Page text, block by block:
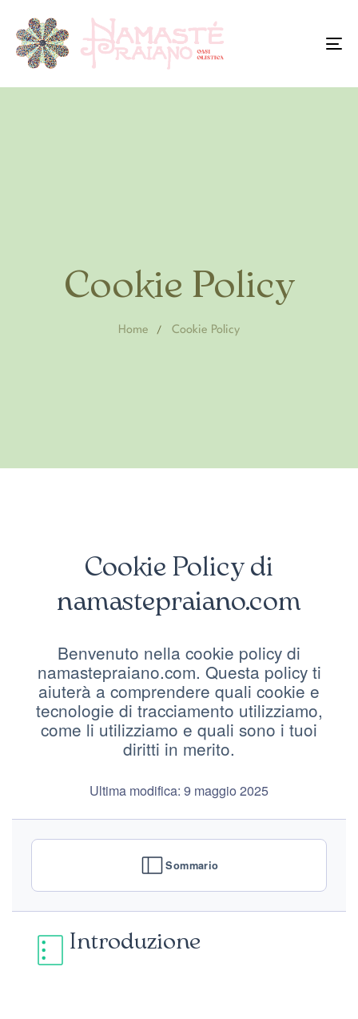
Cookie Policy
Home Cookie Policy
Cookie Policy di
namastepraiano.com
Benvenuto nella cookie policy di
namastepraiano.com. Questa policy ti
aiuterà a comprendere quali cookie e
tecnologie di tracciamento utilizziamo,
come li utilizziamo e quali sono i tuoi
diritti in merito.
Ultima modifica: 9 maggio 2025
Sommario
Introduzione